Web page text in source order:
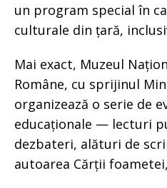
un program special în
culturale din țară,
Mai exact, Muzeul
Române, cu sprijinul
organizează o serie de
educaționale — lecturi
dezbateri, alături de
autoarea Cărții